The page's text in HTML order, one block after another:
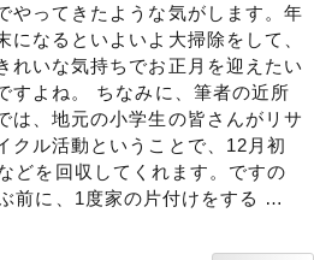
やってきたような気がします。年
になるといよいよ大掃除をして、
れいな気持ちでお正月を迎えたい
すよね。 ちなみに、筆者の近所
は、地元の小学生の皆さんがリサ
クル活動ということで、12月初
どを回収してくれます。ですの
前に、1度家の片付けをする …